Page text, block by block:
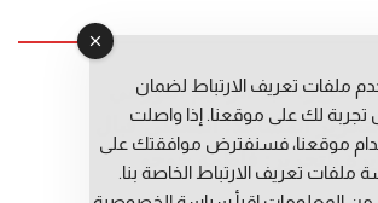
عبد الرحيم التوراني
المساعد: المعطي قبال
التحرير: فاطمة حوحو
ملفات تعريف الارتباط لضمان
لك على موقعنا. إذا واصلت
موقعنا، فسنفترض موافقتك على
ملفات تعريف الارتباط الخاصة بنا.